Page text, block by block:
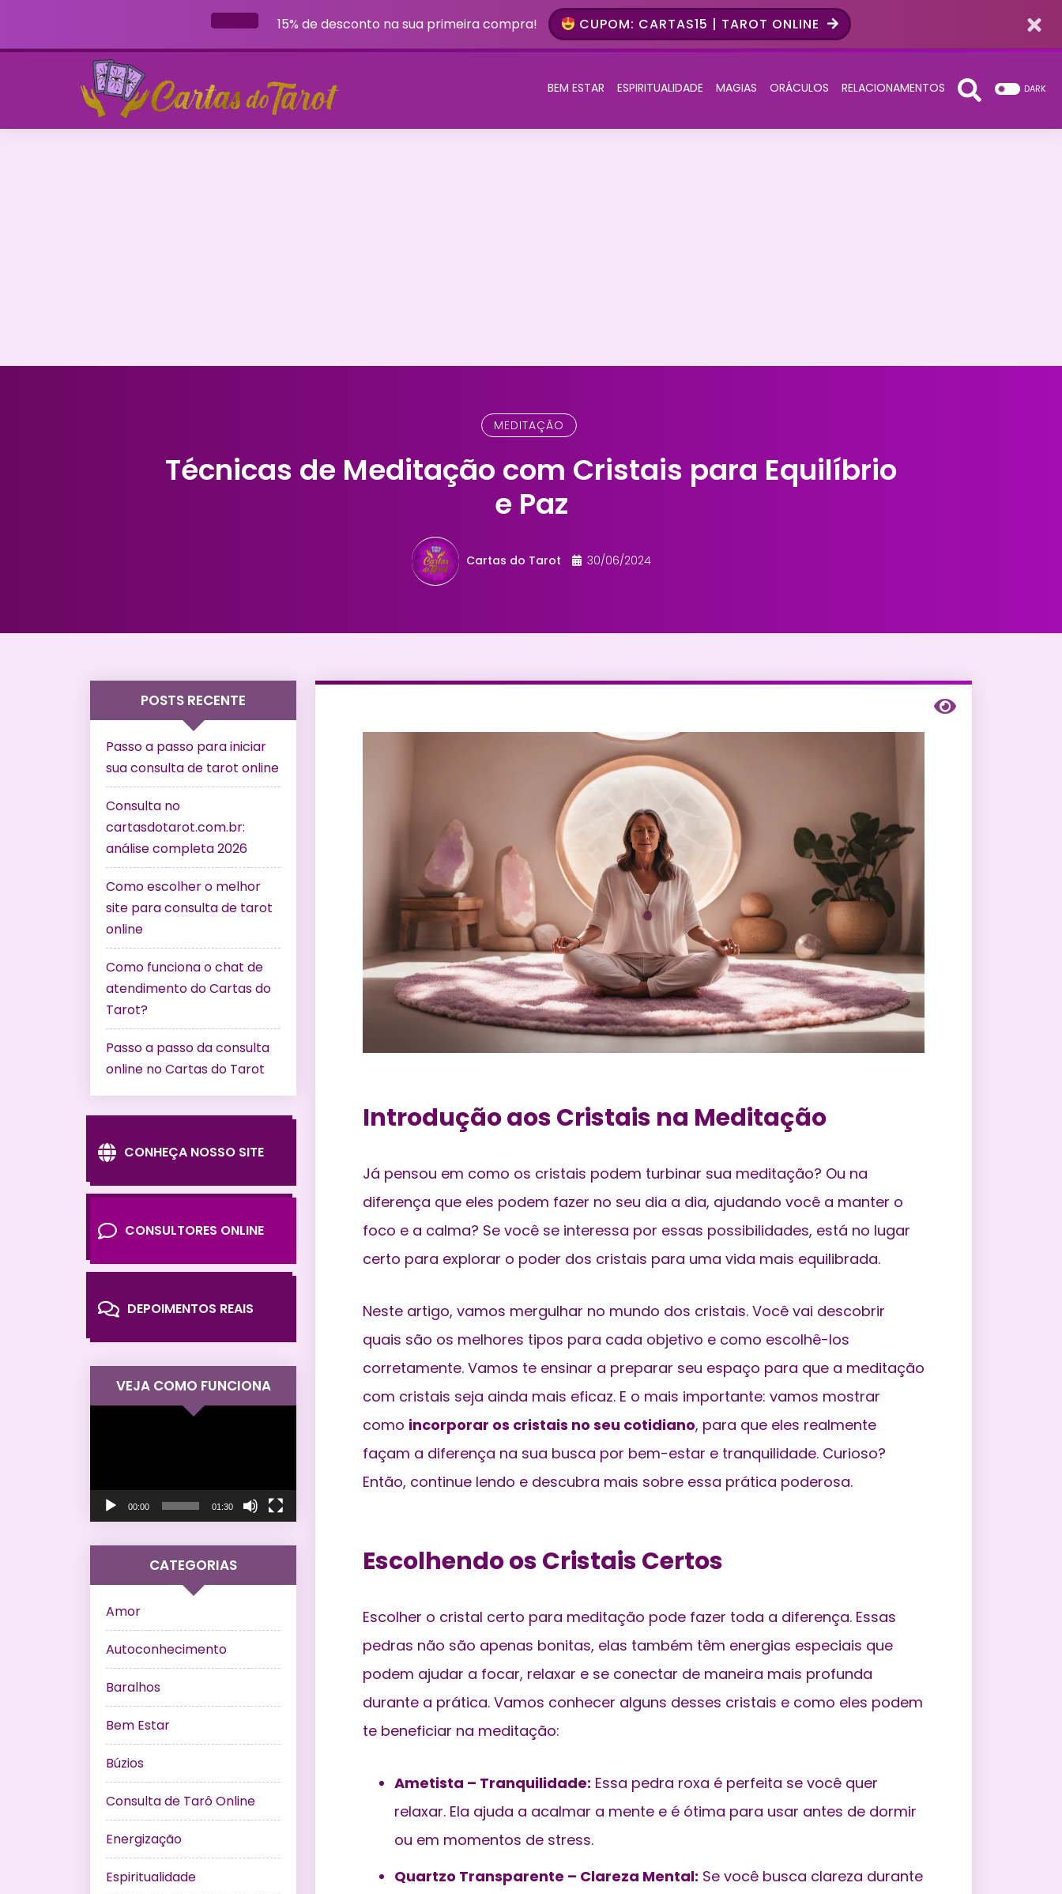
15% de desconto na sua primeira compra! CUPOM: CARTAS15 | TAROT ONLINE
BEM ESTAR ESPIRITUALIDADE MAGIAS ORÁCULOS RELACIONAMENTOS DARK
MEDITAÇÃO
Técnicas de Meditação com Cristais para Equilíbrio
e Paz
Cartas do Tarot 30/06/2024
Introdução aos Cristais na Meditação
Já pensou em como os cristais podem turbinar sua meditação? Ou na
diferença que eles podem fazer no seu dia a dia, ajudando você a manter o
foco e a calma? Se você se interessa por essas possibilidades, está no lugar
certo para explorar o poder dos cristais para uma vida mais equilibrada.
Neste artigo, vamos mergulhar no mundo dos cristais. Você vai descobrir
quais são os melhores tipos para cada objetivo e como escolhê-los
corretamente. Vamos te ensinar a preparar seu espaço para que a meditação
com cristais seja ainda mais eficaz. E o mais importante: vamos mostrar
como incorporar os cristais no seu cotidiano, para que eles realmente
façam a diferença na sua busca por bem-estar e tranquilidade. Curioso?
Então, continue lendo e descubra mais sobre essa prática poderosa.
Escolhendo os Cristais Certos
Escolher o cristal certo para meditação pode fazer toda a diferença. Essas
pedras não são apenas bonitas, elas também têm energias especiais que
podem ajudar a focar, relaxar e se conectar de maneira mais profunda
durante a prática. Vamos conhecer alguns desses cristais e como eles podem
te beneficiar na meditação:
Ametista – Tranquilidade: Essa pedra roxa é perfeita se você quer
relaxar. Ela ajuda a acalmar a mente e é ótima para usar antes de dormir
ou em momentos de stress.
Quartzo Transparente – Clareza Mental: Se você busca clareza durante
POSTS RECENTE
Passo a passo para iniciar
sua consulta de tarot online
Consulta no
cartasdotarot.com.br:
análise completa 2026
Como escolher o melhor
site para consulta de tarot
online
Como funciona o chat de
atendimento do Cartas do
Tarot?
Passo a passo da consulta
online no Cartas do Tarot
CONHEÇA NOSSO SITE
CONSULTORES ONLINE
DEPOIMENTOS REAIS
VEJA COMO FUNCIONA
00:00 01:30
CATEGORIAS
Amor
Autoconhecimento
Baralhos
Bem Estar
Búzios
Consulta de Tarô Online
Energização
Espiritualidade